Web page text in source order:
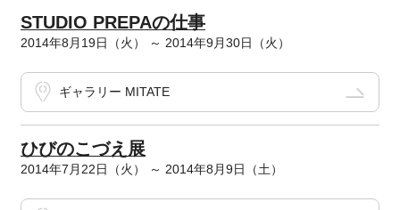
STUDIO PREPAの仕事
2014年8月19日（火） ～ 2014年9月30日（火）
ギャラリー MITATE
ひびのこづえ展
2014年7月22日（火） ～ 2014年8月9日（土）